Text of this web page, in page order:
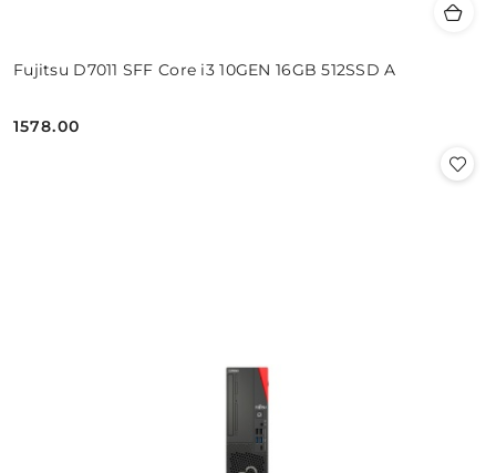
Fujitsu D7011 SFF Core i3 10GEN 16GB 512SSD A
Cena:
1578.00